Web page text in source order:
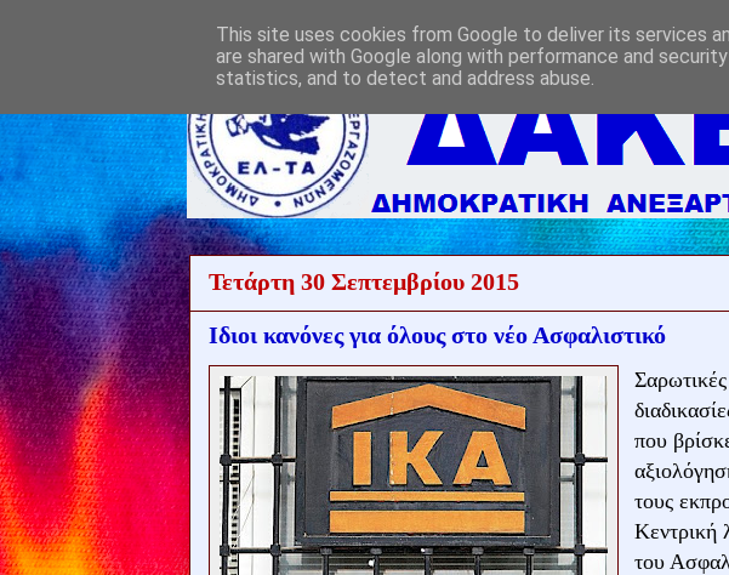
Τετάρτη 30 Σεπτεμβρίου 2015
Ιδιοι κανόνες για όλους στο νέο Ασφαλιστικό
που
τους
Κεντρική
του
This site uses cookies from Google to deliver its services
are shared with Google along with performance and
statistics, and to detect and address abuse.